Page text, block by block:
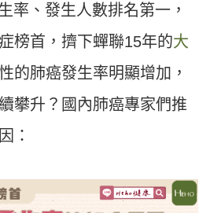
率、發生人數排名第一，
榜首，擠下蟬聯15年的大
的肺癌發生率明顯增加，
攀升？國內肺癌專家們推
：